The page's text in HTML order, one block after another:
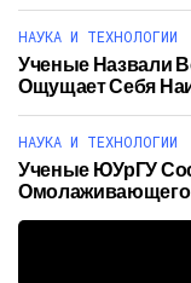
НАУКА И ТЕХНОЛОГИИ
Ученые Назвали
Ощущает Себя
НАУКА И ТЕХНОЛОГИИ
Ученые ЮУрГУ
Омолаживающего